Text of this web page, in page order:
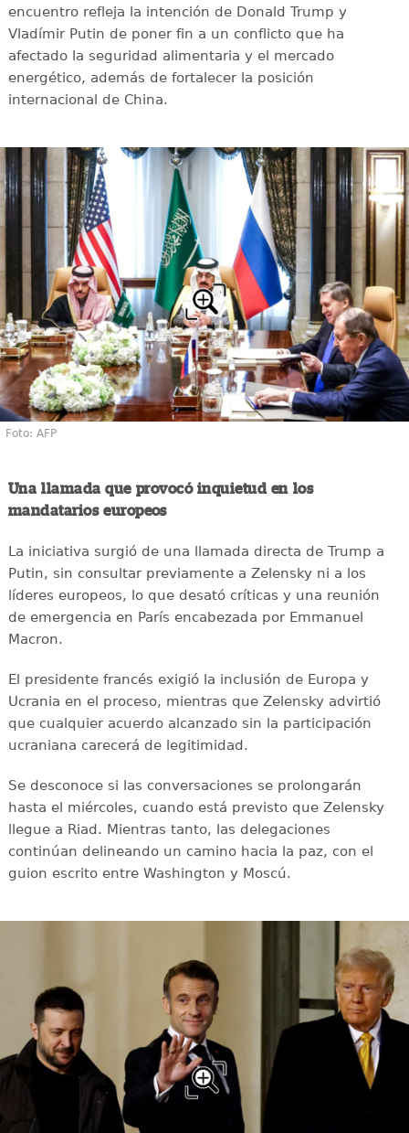
encuentro refleja la intención de Donald Trump y
Vladímir Putin de poner fin a un conflicto que ha
afectado la seguridad alimentaria y el mercado
energético, además de fortalecer la posición
internacional de China.
Foto: AFP
Una llamada que provocó inquietud en los
mandatarios europeos
La iniciativa surgió de una llamada directa de Trump a
Putin, sin consultar previamente a Zelensky ni a los
líderes europeos, lo que desató críticas y una reunión
de emergencia en París encabezada por Emmanuel
Macron.
El presidente francés exigió la inclusión de Europa y
Ucrania en el proceso, mientras que Zelensky advirtió
que cualquier acuerdo alcanzado sin la participación
ucraniana carecerá de legitimidad.
Se desconoce si las conversaciones se prolongarán
hasta el miércoles, cuando está previsto que Zelensky
llegue a Riad. Mientras tanto, las delegaciones
continúan delineando un camino hacia la paz, con el
guion escrito entre Washington y Moscú.